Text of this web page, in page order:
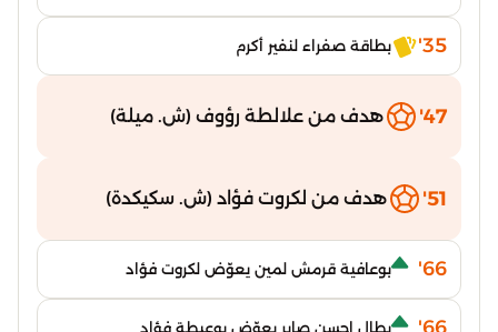
35' بطاقة صفراء لنفير أكرم
47' هدف من علالطة رؤوف (ش. ميلة)
51' هدف من لكروت فؤاد (ش. سكيكدة)
66' بوعافية قرمش لمين يعوّض لكروت فؤاد
بطال احسن صابر يعوّض بوعيطة فؤاد